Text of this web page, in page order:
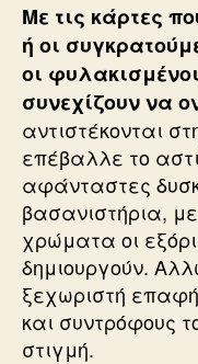
Με τις κάρτες
ή οι
οι
συνεχίζουν να
αντιστέκονται
επέβαλλε το
αφάνταστες
βασανιστήρια,
χρώματα οι
δημιουργούν.
ξεχωριστή
και συντρόφους
στιγμή.